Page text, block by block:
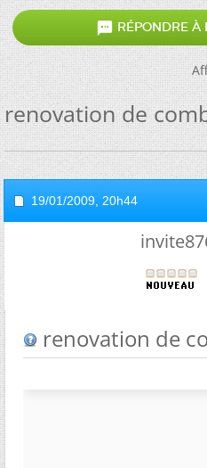
 RÉPONDRE À
renovation de
19/01/2009, 20h44
renovation de